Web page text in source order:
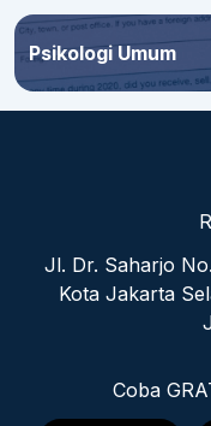
Psikologi Umum
Jl. Dr. Saharjo
Kota Jakarta
Coba